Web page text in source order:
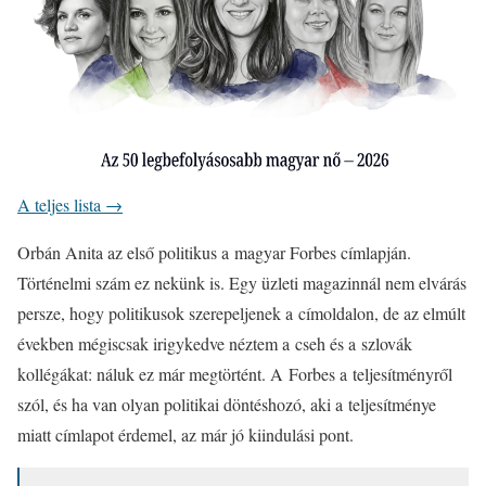
A teljes lista →
Orbán Anita az első politikus a magyar Forbes címlapján.
Történelmi szám ez nekünk is. Egy üzleti magazinnál nem elvárás
persze, hogy politikusok szerepeljenek a címoldalon, de az elmúlt
években mégiscsak irigykedve néztem a cseh és a szlovák
kollégákat: náluk ez már megtörtént. A Forbes a teljesítményről
szól, és ha van olyan politikai döntéshozó, aki a teljesítménye
miatt címlapot érdemel, az már jó kiindulási pont.